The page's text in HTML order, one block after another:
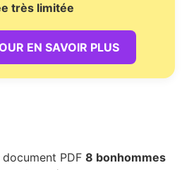
très limitée
EN SAVOIR PLUS
PDF 8 bonhommes